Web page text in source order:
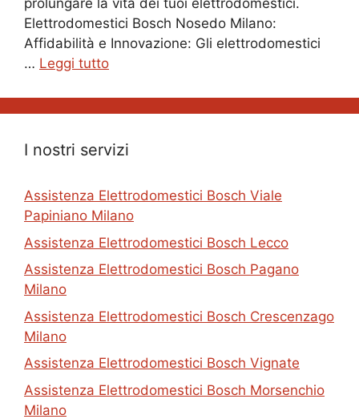
prolungare la vita dei tuoi elettrodomestici.
Elettrodomestici Bosch Nosedo Milano:
Affidabilità e Innovazione: Gli elettrodomestici
… Leggi tutto
I nostri servizi
Assistenza Elettrodomestici Bosch Viale
Papiniano Milano
Assistenza Elettrodomestici Bosch Lecco
Assistenza Elettrodomestici Bosch Pagano
Milano
Assistenza Elettrodomestici Bosch Crescenzago
Milano
Assistenza Elettrodomestici Bosch Vignate
Assistenza Elettrodomestici Bosch Morsenchio
Milano